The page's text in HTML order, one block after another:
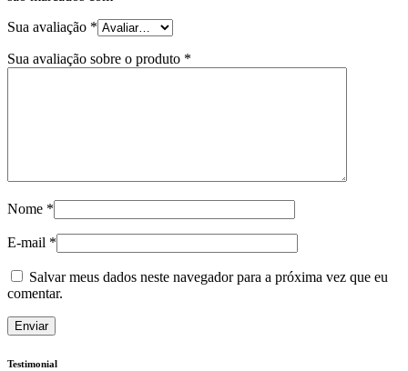
Sua avaliação *
Sua avaliação sobre o produto *
Nome *
E-mail *
Salvar meus dados neste navegador para a próxima vez que eu
comentar.
Testimonial